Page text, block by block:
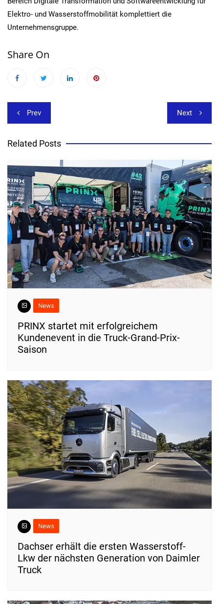
Elektro- und Wasserstoffmobilität komplettiert die
Unternehmensgruppe.
Share On
Beitragsnavigation
Prev Next
Related Posts
News
PRINX startet mit erfolgreichem
Kundenevent in die Truck-Grand-Prix-
Saison
News
Dachser erhält die ersten Wasserstoff-
Lkw der nächsten Generation von Daimler
Truck